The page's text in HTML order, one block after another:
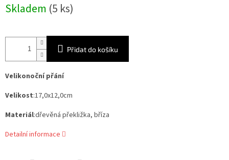
cena:
Skladem (5 ks)
Přidat do košíku
Velikonoční přání
Velikost:17,0x12,0cm
Materiál:dřevěná překližka, bříza
Detailní informace